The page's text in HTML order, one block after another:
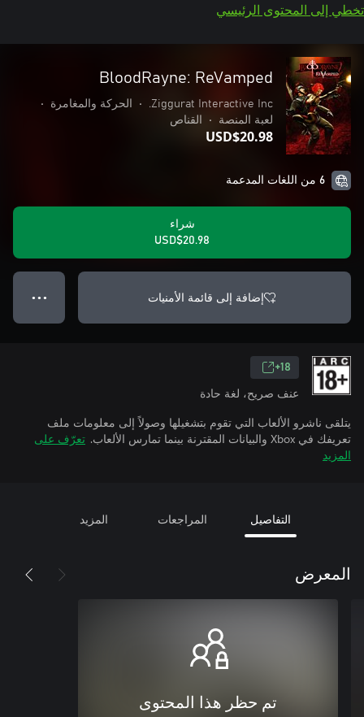
تخطي إلى المحتوى الرئيسي
BloodRayne: ReVamped
Ziggurat Interactive Inc.
• الحركة والمغامرة
•
لعبة المنصة
• القناص
USD$20.98
6 من اللغات المدعمة
شراء
USD$20.98
إضافة إلى قائمة الأمنيات ● ● ●
18+
عنف صريح، لغة حادة
يتلقى ناشرو الألعاب التي تقوم بتشغيلها وصولاً إلى معلومات ملف
تعريفك في Xbox والبيانات المقترنة بينما تمارس الألعاب.
تعرّف على
المزيد
التفاصيل المراجعات المزيد
المعرض
تم حظر هذا المحتوى